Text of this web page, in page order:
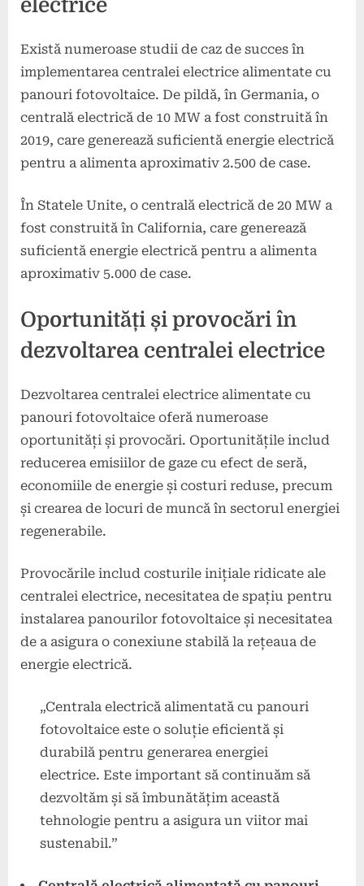
electrice
Există numeroase studii de caz de succes în
implementarea centralei electrice alimentate cu
panouri fotovoltaice. De pildă, în Germania, o
centrală electrică de 10 MW a fost construită în
2019, care generează suficientă energie electrică
pentru a alimenta aproximativ 2.500 de case.
În Statele Unite, o centrală electrică de 20 MW a
fost construită în California, care generează
suficientă energie electrică pentru a alimenta
aproximativ 5.000 de case.
Oportunități și provocări în
dezvoltarea centralei electrice
Dezvoltarea centralei electrice alimentate cu
panouri fotovoltaice oferă numeroase
oportunități și provocări. Oportunitățile includ
reducerea emisiilor de gaze cu efect de seră,
economiile de energie și costuri reduse, precum
și crearea de locuri de muncă în sectorul energiei
regenerabile.
Provocările includ costurile inițiale ridicate ale
centralei electrice, necesitatea de spațiu pentru
instalarea panourilor fotovoltaice și necesitatea
de a asigura o conexiune stabilă la rețeaua de
energie electrică.
„Centrala electrică alimentată cu panouri
fotovoltaice este o soluție eficientă și
durabilă pentru generarea energiei
electrice. Este important să continuăm să
dezvoltăm și să îmbunătățim această
tehnologie pentru a asigura un viitor mai
sustenabil.”